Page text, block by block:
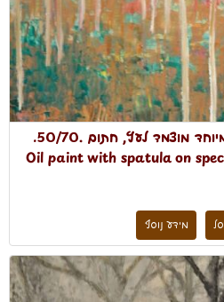
צבעי שמן בשפכטל על נייר מיוחד מוצמד לעץ, חתום .50/70.
Oil paint with spatula on
מידע נוסף